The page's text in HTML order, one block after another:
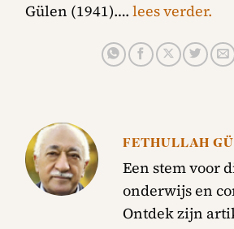
Gülen (1941)…. lees verder.
FETHULLAH
Een stem voor
onderwijs en
Ontdek zijn